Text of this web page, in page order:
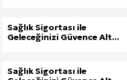
Sağlık Sigortası ile
Geleceğinizi Güvence Alt...
Sağlık Sigortası ile